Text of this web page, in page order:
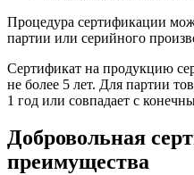
Процедура сертификации
партии или серийного
Сертификат на продукцию
не более 5 лет. Для партии
1 год или совпадает с
Добровольная
преимущества